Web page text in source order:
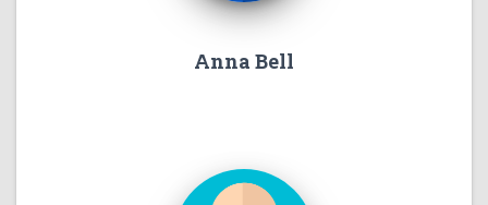
Anna Bell